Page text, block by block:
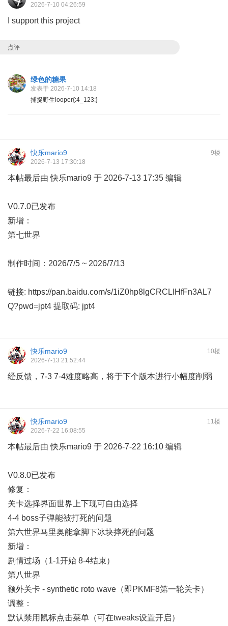
2026-7-10 04:26:59
I support this project
点评
绿色的糖果
发表于 2026-7-10 14:18
捕捉野生looper{:4_123:}
9楼
快乐mario9
2026-7-13 17:30:18
本帖最后由 快乐mario9 于 2026-7-13 17:35 编辑
V0.7.0已发布
新增：
第七世界
制作时间：2026/7/5 ~ 2026/7/13
链接: https://pan.baidu.com/s/1iZ0hp8lgCRCLIHfFn3AL7
Q?pwd=jpt4 提取码: jpt4
10楼
快乐mario9
2026-7-13 21:52:44
经反馈，7-3 7-4难度略高，将于下个版本进行小幅度削弱
11楼
快乐mario9
2026-7-22 16:08:55
本帖最后由 快乐mario9 于 2026-7-22 16:10 编辑
V0.8.0已发布
修复：
关卡选择界面世界上下现可自由选择
4-4 boss子弹能被打死的问题
第六世界马里奥能拿脚下冰块摔死的问题
新增：
剧情过场（1-1开始 8-4结束）
第八世界
额外关卡 - synthetic roto wave（即PKMF8第一轮关卡）
调整：
默认禁用鼠标点击菜单（可在tweaks设置开启）